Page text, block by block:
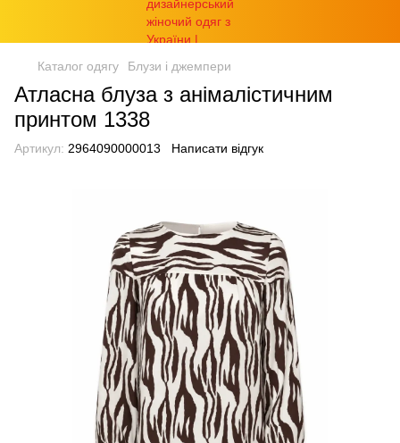
Каталог одягу Блузи і джемпери
Атласна блуза з анімалістичним
принтом 1338
Артикул: 2964090000013 Написати відгук